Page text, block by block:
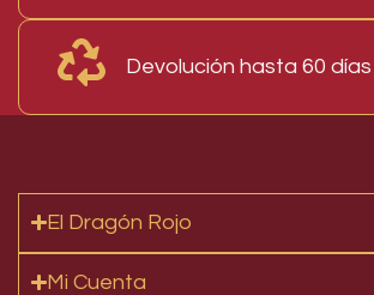
Devolución hasta 60 días
El Dragón Rojo
Mi Cuenta